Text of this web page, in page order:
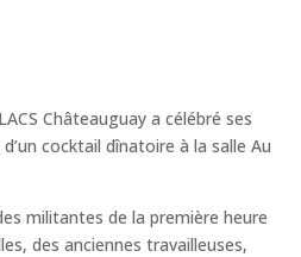
Châteauguay a célébré ses
cocktail dînatoire à la salle Au
militantes de la première heure
des anciennes travailleuses,